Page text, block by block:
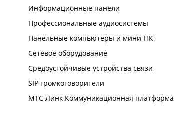
Информационные панели
Профессиональные аудиосистемы
Панельные компьютеры и мини-ПК
Сетевое оборудование
Средоустойчивые устройства связи
SIP громкоговорители
МТС Линк Коммуникационная платформа